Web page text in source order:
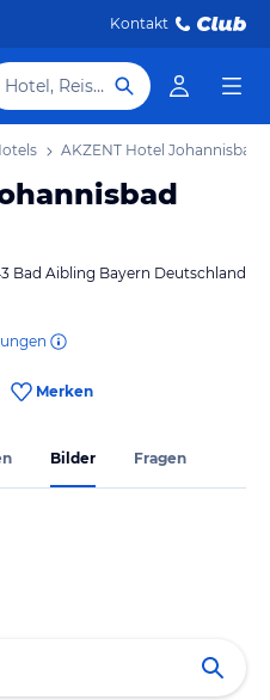
Kontakt
Hotel, Reiseziel
AKZENT Hotel Johannisbad
Bad Aibling Bayern Deutschland
Merken
Bilder Fragen